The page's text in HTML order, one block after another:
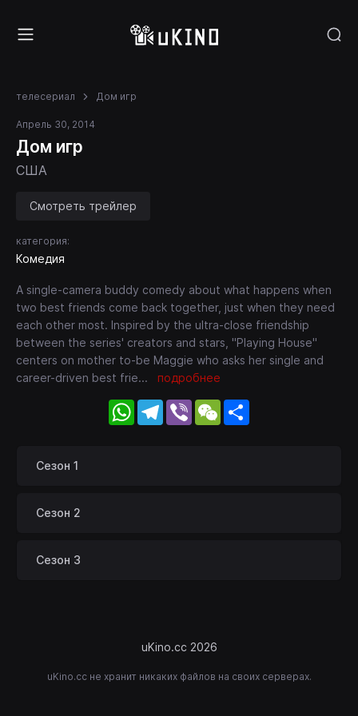
телесериал Дом игр
Апрель 30, 2014
Дом игр
США
Смотреть трейлер
категория:
Комедия
A single-camera buddy comedy about what happens when
two best friends come back together, just when they need
each other most. Inspired by the ultra-close friendship
between the series' creators and stars, "Playing House"
centers on mother to-be Maggie who asks her single and
career-driven best frie... подробнее
WhatsApp
Telegram
Viber WeChat
Сезон 1
Сезон 2
Сезон 3
uKino.cc 2026
uKino.cc не хранит никаких файлов на своих серверах.